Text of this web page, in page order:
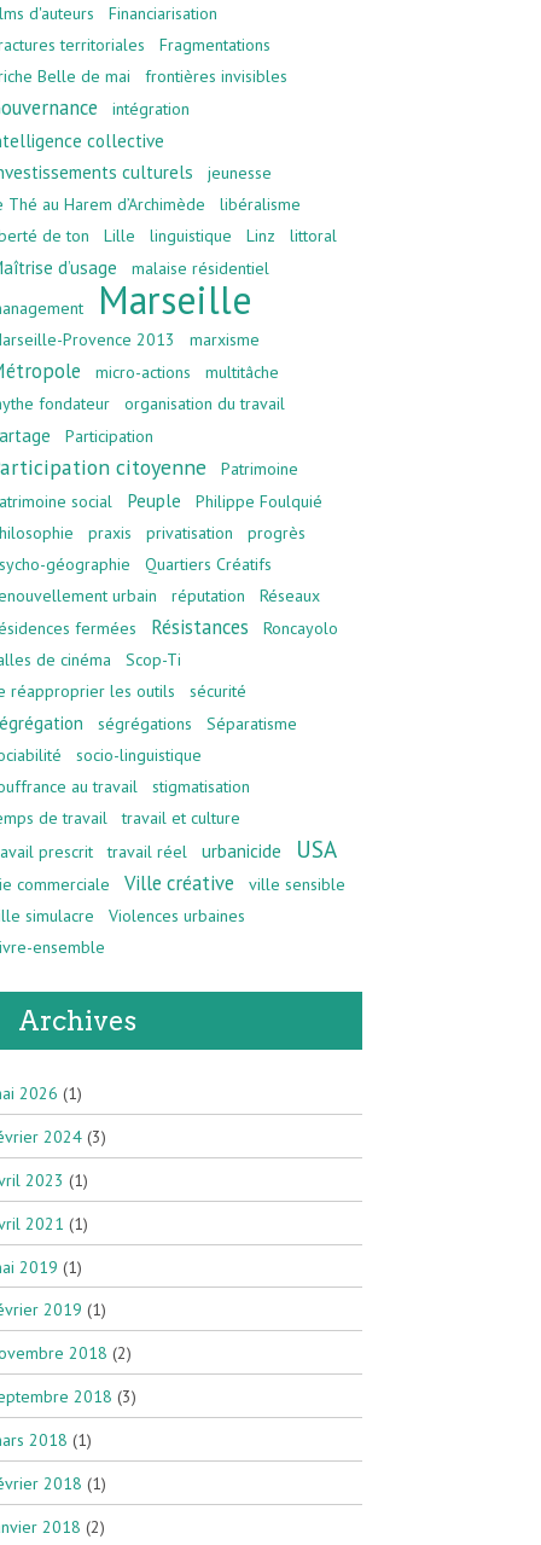
d'auteurs
Financiarisation
territoriales
Fragmentations
Belle de mai
frontières invisibles
intégration
collective
culturels
jeunesse
Thé au Harem d’Archimède
libéralisme
de ton
Lille linguistique Linz littoral
d’usage
malaise résidentiel
Marseille
Provence 2013 marxisme
micro-actions
multitâche
fondateur
organisation du travail
Participation
citoyenne
Patrimoine
social
Peuple
Philippe Foulquié
praxis privatisation
progrès
géographie
Quartiers Créatifs
urbain
réputation
Réseaux
fermées
Résistances
Roncayolo
de cinéma
Scop-Ti
réapproprier les outils
sécurité
ségrégations
Séparatisme
socio-linguistique
au travail
stigmatisation
de travail
travail et culture
prescrit
travail réel urbanicide USA
commerciale Ville créative
ville sensible
simulacre
Violences urbaines
ensemble
Archives
2026 (1)
2024(3)
2023 (1)
2021 (1)
2019 (1)
2019 (1)
2018 (2)
2018 (3)
2018 (1)
2018 (1)
2018 (2)